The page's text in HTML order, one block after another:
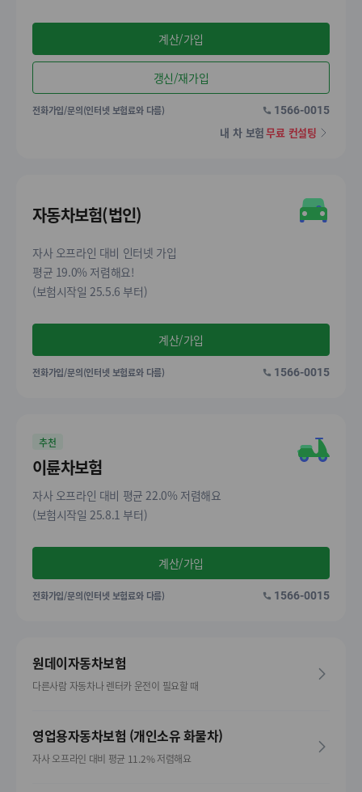
계산/가입
갱신/재가입
전화가입/문의(인터넷 보험료와 다름) 1566-0015
내 차 보험무료 컨설팅
자동차보험(법인)
자사 오프라인 대비 인터넷 가입
평균 19.0% 저렴해요!
(보험시작일 25.5.6 부터)
계산/가입
전화가입/문의(인터넷 보험료와 다름) 1566-0015
추천
이륜차보험
자사 오프라인 대비 평균 22.0% 저렴해요
(보험시작일 25.8.1 부터)
계산/가입
전화가입/문의(인터넷 보험료와 다름) 1566-0015
원데이자동차보험
다른사람 자동차나 렌터카 운전이 필요할 때
영업용자동차보험 (개인소유 화물차)
자사 오프라인 대비 평균 11.2% 저렴해요